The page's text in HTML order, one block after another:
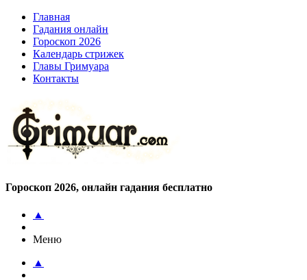
Главная
Гадания онлайн
Гороскоп 2026
Календарь стрижек
Главы Гримуара
Контакты
Гороскоп 2026, онлайн гадания бесплатно
▲
Меню
▲